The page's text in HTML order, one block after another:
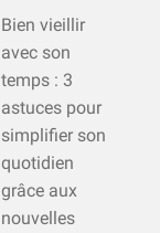
Bien vieillir
avec son
temps : 3
astuces pour
simplifier son
quotidien
grâce aux
nouvelles